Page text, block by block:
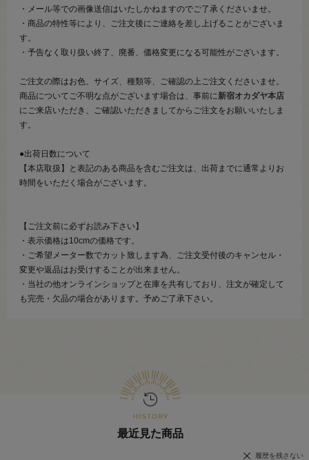
・メール等での画像送信はいたしかねますのでご了承くださいませ。
・商品の特性等により、ご注文後にご連絡を差し上げることがございま
す。
・予告なく取り扱い終了、廃番、価格変更になる可能性がございます。
ご注文の際はお色、サイズ、種類等、ご確認の上ご注文くださいませ。
商品についてご不明な点がございます場合は、事前に新宿オカダヤ本店
にご来店いただき、ご確認いただきましてからご注文をお願いいたしま
す。
●出荷日数について
【本店取扱】と表記のある商品を含むご注文は、出荷までに通常よりお
時間をいただく場合がございます。
【ご注文前に必ずお読み下さい】
・表示価格は10cmの価格です。
・ご希望メーター数でカット致します為、ご注文受付後のキャンセル・
変更や返品はお受けすることが出来ません。
・当社の他オンラインショップと在庫を共有しており、注文が確定して
も完売・欠品の場合があります。予めご了承下さい。
最近見た商品
履歴を残さない